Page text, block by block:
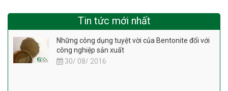
Tin tức mới nhất
Những công dụng tuyệt vời của Bentonite đối với
công nghiệp sản xuất
30/ 08/ 2016